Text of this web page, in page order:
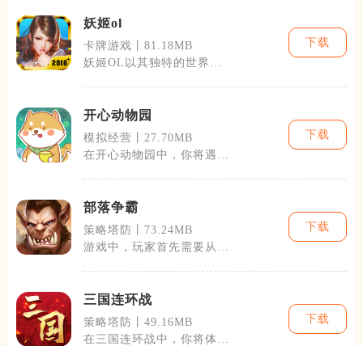
妖姬ol
卡牌游戏丨81.18MB
妖姬OL以其独特的世界观
下载
开心动物园
模拟经营丨27.70MB
在开心动物园中，你将遇到
下载
部落争霸
策略塔防丨73.24MB
游戏中，玩家首先需要从基
下载
三国连环战
策略塔防丨49.16MB
在三国连环战中，你将体验
下载